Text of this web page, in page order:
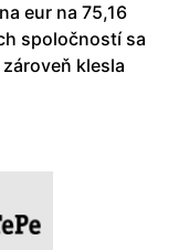
eur na 75,16
spoločností sa
klesla